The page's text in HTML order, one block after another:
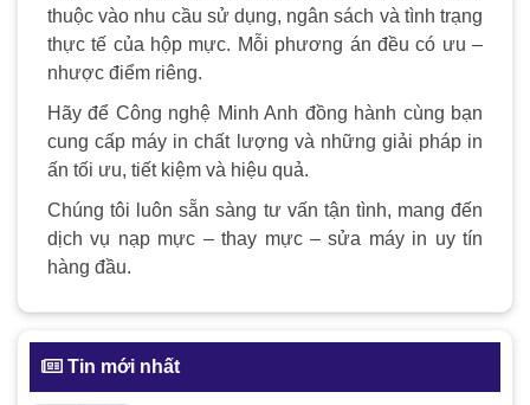
thuộc vào nhu cầu sử dụng, ngân sách và tình trạng
thực tế của hộp mực. Mỗi phương án đều có ưu –
nhược điểm riêng.
Hãy để Công nghệ Minh Anh đồng hành cùng bạn
cung cấp máy in chất lượng và những giải pháp in
ấn tối ưu, tiết kiệm và hiệu quả.
Chúng tôi luôn sẵn sàng tư vấn tận tình, mang đến
dịch vụ nạp mực – thay mực – sửa máy in uy tín
hàng đầu.
Tin mới nhất